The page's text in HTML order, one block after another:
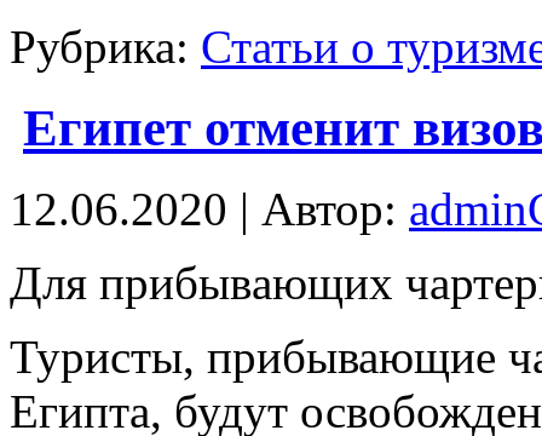
Рубрика: Статьи о
Египет отменит
12.06.2020 | Автор:
Для прибывaющиx
Туристы, прибывающие
Египта, будут